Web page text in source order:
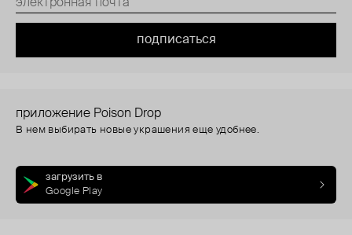
подписаться
приложение Poison Drop
В нем выбирать новые украшения еще удобнее.
загрузить в
Google Play